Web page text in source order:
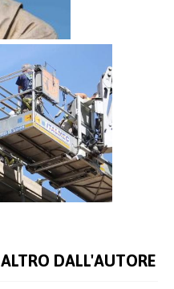
ALTRO DALL'AUTORE